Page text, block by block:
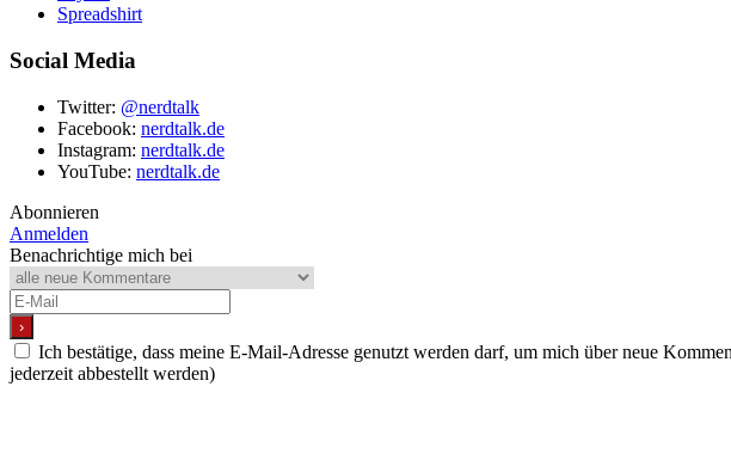
Spreadshirt
Social Media
Twitter: @nerdtalk
Facebook: nerdtalk.de
Instagram: nerdtalk.de
YouTube: nerdtalk.de
Abonnieren
Anmelden
Benachrichtige mich bei
Ich bestätige, dass meine E-Mail-Adresse genutzt werden darf, um mich über neue
jederzeit abbestellt werden)